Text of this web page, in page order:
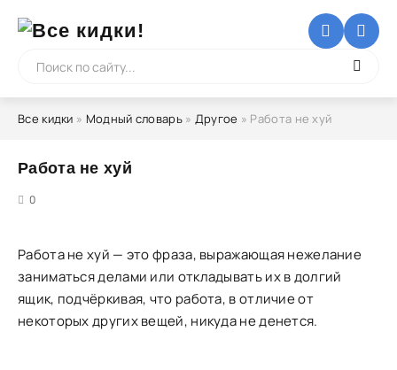
Все кидки » Модный словарь» Другое » Работа не хуй
Работа не хуй
0
Работа не хуй — это фраза, выражающая нежелание
заниматься делами или откладывать их в долгий
ящик, подчёркивая, что работа, в отличие от
некоторых других вещей, никуда не денется.